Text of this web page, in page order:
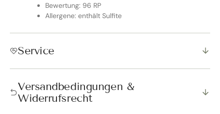
Bewertung: 96 RP
Allergene: enthält Sulfite
Service
Versandbedingungen &
Widerrufsrecht